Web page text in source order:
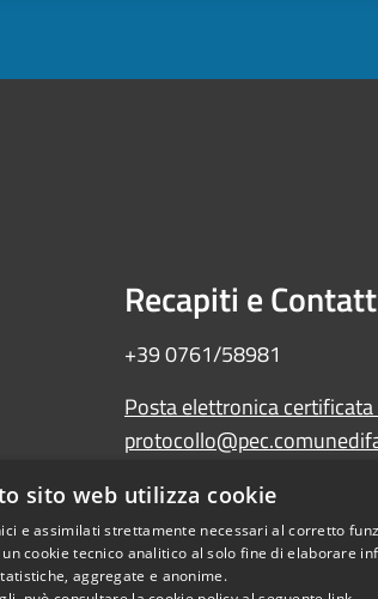
Recapiti e
+39 0761/58981
Posta elettronica certificata
Amministrazione trasparente
WebMail
Dichiarazione di accessibilità
sito web utilizza cookie
e assimilati strettamente necessari al corretto
cookie tecnico analitico al solo fine di elaborare
aggregate e anonime.